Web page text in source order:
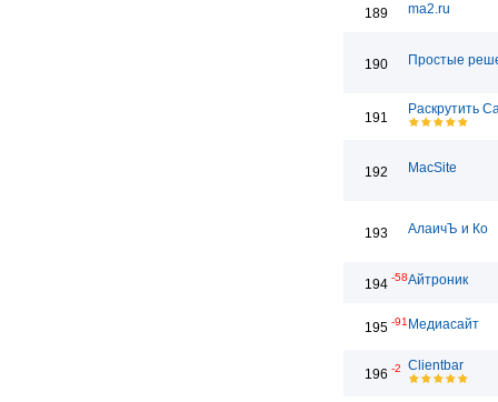
189 ma2.ru
190 Простые
191
Раскрутить
192 MacSite
193 АлаичЪ и Ко
194 -58Айтроник
195 -91 Медиасайт
196 -2 Clientbar